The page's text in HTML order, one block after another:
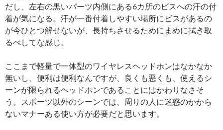
だし、左右の黒いパーツ内側にある6カ所のビスへの汗の付
着が気になる。汗が一番付着しやすい場所にビスがあるの
が今ひとつ解せないが、長持ちさせるためにまめに拭き取
るべしてな感じ。
ここまで軽量で一体型のワイヤレスヘッドホンはなかなか
無いし、便利は便利なんですが、良くも悪くも、使えるシ
ーンが限られるヘッドホンであることにはかわりなさそ
う。スポーツ以外のシーンでは、周りの人に迷惑のかから
ないマナーある使い方が必要だと思います。